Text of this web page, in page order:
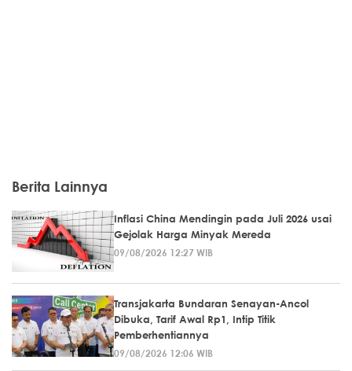
Berita Lainnya
Inflasi China Mendingin pada Juli 2026 usai
Gejolak Harga Minyak Mereda
09/08/2026 12:27 WIB
Transjakarta Bundaran Senayan-Ancol
Dibuka, Tarif Awal Rp1, Intip Titik
Pemberhentiannya
09/08/2026 12:06 WIB